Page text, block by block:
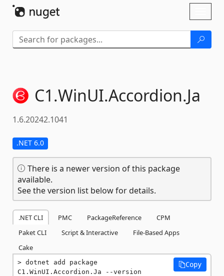
C1.WinUI.Accordion.Ja
1.6.20242.1041
.NET 6.0
There is a newer version of this package
available.
See the version list below for details.
.NET CLI PMC PackageReference
CPM
Paket CLI
Script & Interactive
File-Based Apps
Cake
dotnet add package
C1.WinUI.Accordion.Ja --version
Copy